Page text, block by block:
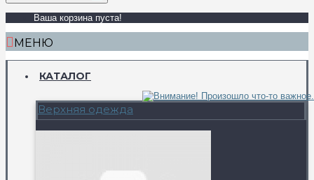
Ваша корзина пуста!
МЕНЮ
КАТАЛОГ
Верхняя одежда